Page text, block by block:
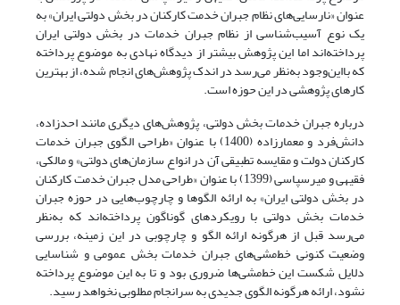
عنوان «نارسایی‌‌‌‌های نظام جبران خدمت کارکنان در بخش دولتی ایران» به
یک نوع آسیب‌شناسی از نظام جبران خدمات در بخش دولتی ایران
پرداخته‌اند اما این پژوهش بیشتر از دیدگاه نهادی به موضوع پرداخته
که بااین‌وجود به‌نظر می‌رسد در اندک پژوهش‌های انجام شده، از بهترین
کارهای پژوهشی در این حوزه است.
درباره جبران خدمات بخش دولتی، پژوهش‌‌‌‌های دیگری مانند احدزاده،
دانش‌فرد و معمارزاده (1400) با عنوان «طراحی الگوی جبران خدمات
کارکنان دولت و مقایسه تطبیقی آن در انواع سازما‌‌‌‌ن‌‌‌‌های دولتی» و مالکی،
فقیهی و میرسپاسی (1399) با عنوان «طراحی مدل جبران خدمت کارکنان
در بخش دولتی ایران» به ارائه الگو‌‌‌‌ها و چارچو‌‌‌‌ب‌‌‌‌هایی در حوزه جبران
خدمات بخش دولتی با رویکردهای گوناگون پرداخته‌‌‌‌اند که به‌نظر
می‌‌‌‌رسد قبل از هرگونه ارائه الگو و چارچوبی در این زمینه، بررسی
وضعیت کنونی خط‌‌‌‌مشی‌‌‌‌های جبران خدمات بخش عمومی و شناسایی
دلایل شکست این خط‌‌‌‌مشی‌‌‌‌ها ضروری بود و تا به این موضوع پرداخته
نشود، ارائه هرگونه الگوی جدیدی به سرانجام مطلوبی نخواهد رسید.